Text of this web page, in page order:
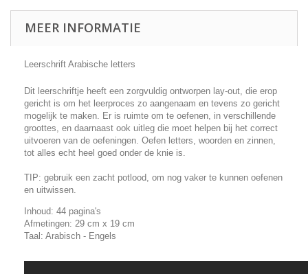
MEER INFORMATIE
Leerschrift Arabische letters
Dit leerschriftje heeft een zorgvuldig ontworpen lay-out, die erop
gericht is om het leerproces zo aangenaam en tevens zo gericht
mogelijk te maken. Er is ruimte om te oefenen, in verschillende
groottes, en daarnaast ook uitleg die moet helpen bij het correct
uitvoeren van de oefeningen. Oefen letters, woorden en zinnen,
tot alles echt heel goed onder de knie is.
TIP: gebruik een zacht potlood, om nog vaker te kunnen oefenen
en uitwissen.
Inhoud: 44 pagina's
Afmetingen: 29 cm x 19 cm
Taal: Arabisch - Engels